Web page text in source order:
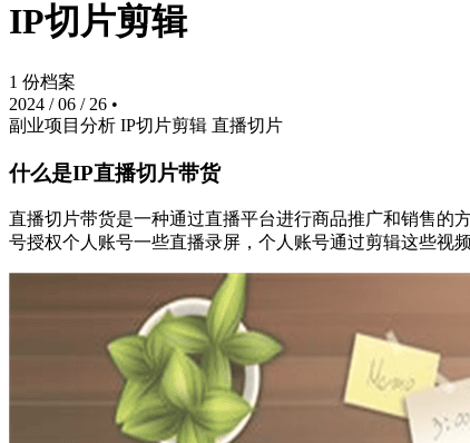
IP切片剪辑
1 份档案
2024 / 06 / 26 •
副业项目分析 IP切片剪辑 直播切片
什么是IP直播切片带货
直播切片带货是一种通过直播平台进行商品推广和销售的
号授权个人账号一些直播录屏，个人账号通过剪辑这些视